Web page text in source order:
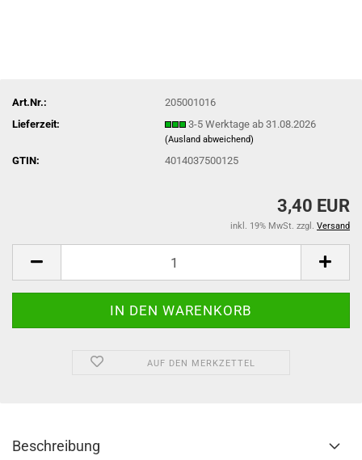
Art.Nr.:
205001016
Lieferzeit:
3-5 Werktage ab 31.08.2026
(Ausland abweichend)
GTIN: 4014037500125
3,40 EUR
inkl. 19% MwSt. zzgl. Versand
AUF DEN MERKZETTEL
Beschreibung